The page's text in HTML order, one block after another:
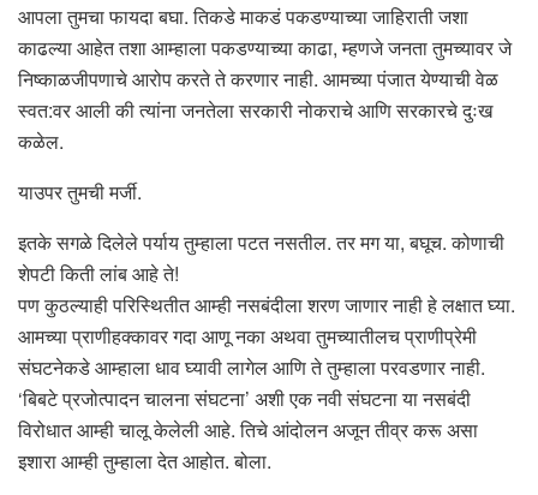
आपला तुमचा फायदा बघा. तिकडे माकडं पकडण्याच्या जाहिराती जशा
काढल्या आहेत तशा आम्हाला पकडण्याच्या काढा, म्हणजे जनता तुमच्यावर जे
निष्काळजीपणाचे आरोप करते ते करणार नाही. आमच्या पंजात येण्याची वेळ
स्वत:वर आली की त्यांना जनतेला सरकारी नोकराचे आणि सरकारचे दुःख
कळेल.
याउपर तुमची मर्जी.
इतके सगळे दिलेले पर्याय तुम्हाला पटत नसतील. तर मग या, बघूच. कोणाची
शेपटी किती लांब आहे ते!
पण कुठल्याही परिस्थितीत आम्ही नसबंदीला शरण जाणार नाही हे लक्षात घ्या.
आमच्या प्राणीहक्कावर गदा आणू नका अथवा तुमच्यातीलच प्राणीप्रेमी
संघटनेकडे आम्हाला धाव घ्यावी लागेल आणि ते तुम्हाला परवडणार नाही.
‘बिबटे प्रजोत्पादन चालना संघटना’ अशी एक नवी संघटना या नसबंदी
विरोधात आम्ही चालू केलेली आहे. तिचे आंदोलन अजून तीव्र करू असा
इशारा आम्ही तुम्हाला देत आहोत. बोला.